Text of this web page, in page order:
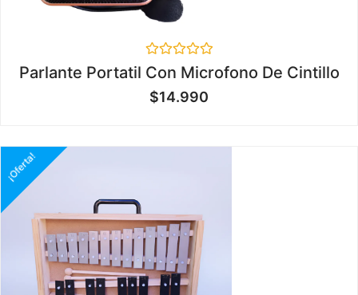
Valorado
en
0
de
Parlante Portatil Con Microfono De Cintillo
$14.990
¡Oferta!